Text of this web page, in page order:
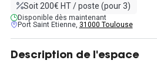
Soit 200€ HT / poste (pour 3)
Disponible dès maintenant
Port Saint Etienne, 31000 Toulouse
Description de l'espace